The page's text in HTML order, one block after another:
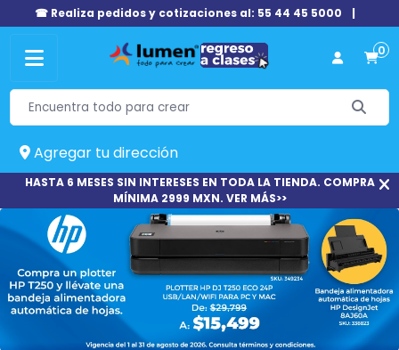
☎ Realiza pedidos y cotizaciones al: 55 44 45 5000 |
0
Agregar tu dirección
HASTA 6 MESES SIN INTERESES EN TODA LA TIENDA. COMPRA
MÍNIMA 2999 MXN. VER MÁS>>